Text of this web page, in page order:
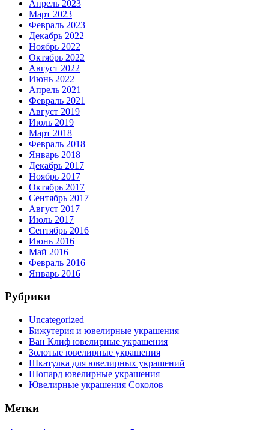
Апрель 2023
Март 2023
Февраль 2023
Декабрь 2022
Ноябрь 2022
Октябрь 2022
Август 2022
Июнь 2022
Апрель 2021
Февраль 2021
Август 2019
Июль 2019
Март 2018
Февраль 2018
Январь 2018
Декабрь 2017
Ноябрь 2017
Октябрь 2017
Сентябрь 2017
Август 2017
Июль 2017
Сентябрь 2016
Июнь 2016
Май 2016
Февраль 2016
Январь 2016
Рубрики
Uncategorized
Бижутерия и ювелирные украшения
Ван Клиф ювелирные украшения
Золотые ювелирные украшения
Шкатулка для ювелирных украшений
Шопард ювелирные украшения
Ювелирные украшения Соколов
Метки